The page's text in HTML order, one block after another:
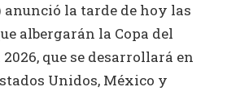
anunció la tarde de hoy las
albergarán la Copa del
que se desarrollará en
Unidos, México y